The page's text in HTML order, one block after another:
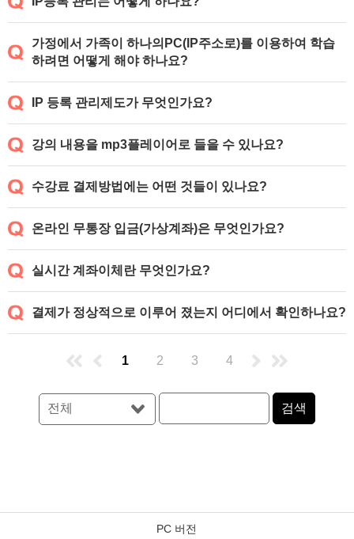
가정에서 가족이 하나의PC(IP주소로)를 이용하여 학습
하려면 어떻게 해야 하나요?
IP 등록 관리제도가 무엇인가요?
강의 내용을 mp3플레이어로 들을 수 있나요?
수강료 결제방법에는 어떤 것들이 있나요?
온라인 무통장 입금(가상계좌)은 무엇인가요?
실시간 계좌이체란 무엇인가요?
결제가 정상적으로 이루어 졌는지 어디에서 확인하나요?
1 2 3 4
검색
PC 버전